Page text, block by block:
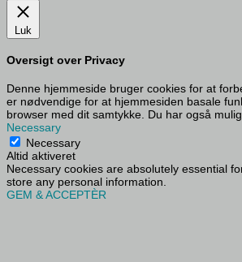
Luk
Oversigt over Privacy
Denne hjemmeside bruger cookies for at
er nødvendige for at hjemmesiden basale
browser med dit samtykke. Du har også
Necessary
Necessary
Altid aktiveret
Necessary cookies are absolutely essential
store any personal information.
GEM & ACCEPTÈR